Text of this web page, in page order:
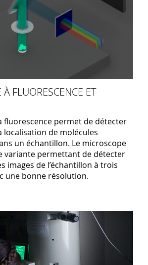
FLUORESCENCE ET
fluorescence permet de détecter
localisation de molécules
un échantillon. Le microscope
variante permettant de détecter
images de l’échantillon à trois
une bonne résolution.